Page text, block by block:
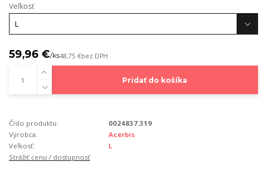
Veľkosť
59,96 €/ks48,75 €bez DPH
Pridať do košíka
Číslo produktu:
0024837.319
Výrobca:
Acerbis
Veľkosť:
L
Strážiť cenu / dostupnosť